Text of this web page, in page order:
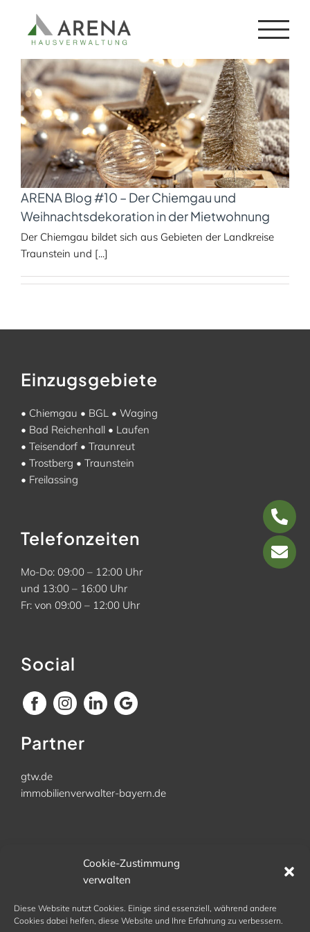
Cookie-Zustimmung
verwalten
Diese Website nutzt Cookies. Einige sind essenziell, während andere
Cookies dabei helfen, diese Website und Ihre Erfahrung zu verbessern.
springen
weihnachten
ARENA Blog #10 – Der Chiemgau und
Weihnachtsdekoration in der Mietwohnung
Der Chiemgau bildet sich aus Gebieten der Landkreise
Traunstein und [...]
Einzugsgebiete
• Chiemgau • BGL • Waging
• Bad Reichenhall • Laufen
• Teisendorf • Traunreut
• Trostberg • Traunstein
• Freilassing
Telefonzeiten
Mo-Do: 09:00 – 12:00 Uhr
und 13:00 – 16:00 Uhr
Fr: von 09:00 – 12:00 Uhr
Social
Partner
gtw.de
immobilienverwalter-bayern.de
Kellerhausweg 11
Tel. 08686 9842 972